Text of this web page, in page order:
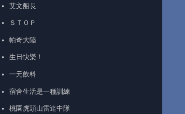
艾文船長
ＳＴＯＰ
帕奇大陸
生日快樂！
一元飲料
宿舍生活是一種訓練
桃園虎頭山雷達中隊